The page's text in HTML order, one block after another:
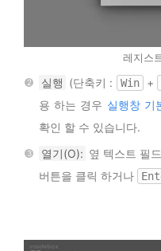
레지스
실행 (단축키 : Win +
용 하는 경우 실행창 기
확인 할 수 있습니다.
열기(O): 옆 텍스트 필
버튼을 클릭 하거나